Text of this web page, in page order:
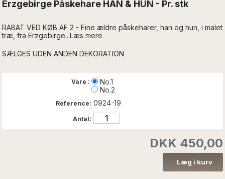
Erzgebirge Påskehare HAN & HUN - Pr. stk
RABAT VED KØB AF 2 - Fine ældre påskeharer, han og hun, i malet
træ, fra Erzgebirge...Læs mere
SÆLGES UDEN ANDEN DEKORATION
Vare :
No.1
No.2
Reference: 0924-19
Antal:
DKK 450,00